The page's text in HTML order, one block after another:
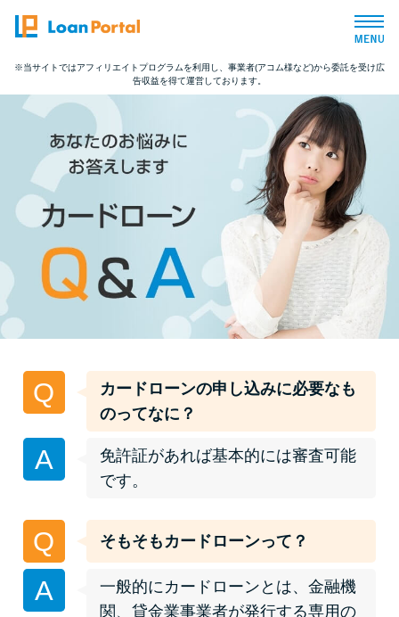
トップページ
おすすめコンテンツ
総合人気ランキング
とにかくすぐ借りたい方向け
バレずに借りたい方向け
便利なコンテンツ
カードローン診断
特集ページ
リボ払いをそのまま払いきると
※当サイトではアフィリエイトプログラムを利用し、事業者(アコム様など)から委託を受け広
告収益を得て運営しております。
Q
カードローンの申し込みに必要なも
のってなに？
A
免許証があれば基本的には審査可能
です。
Q そもそもカードローンって？
A
一般的にカードローンとは、金融機
関、貸金業事業者が発行する専用の